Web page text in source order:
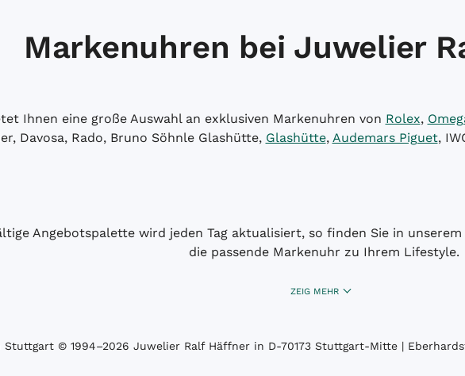
Markenuhren bei Juwelier
Ihnen eine große Auswahl an exklusiven Markenuhren von Rolex,
Davosa, Rado, Bruno Söhnle Glashütte, Glashütte, Audemars Piguet,
Angebotspalette wird jeden Tag aktualisiert, so finden Sie in
die passende Markenuhr zu Ihrem Lifestyle.
ZEIG MEHR
Stuttgart© 1994­–2026 Juwelier Ralf Häffner in D-70173 Stuttgart-Mitte |